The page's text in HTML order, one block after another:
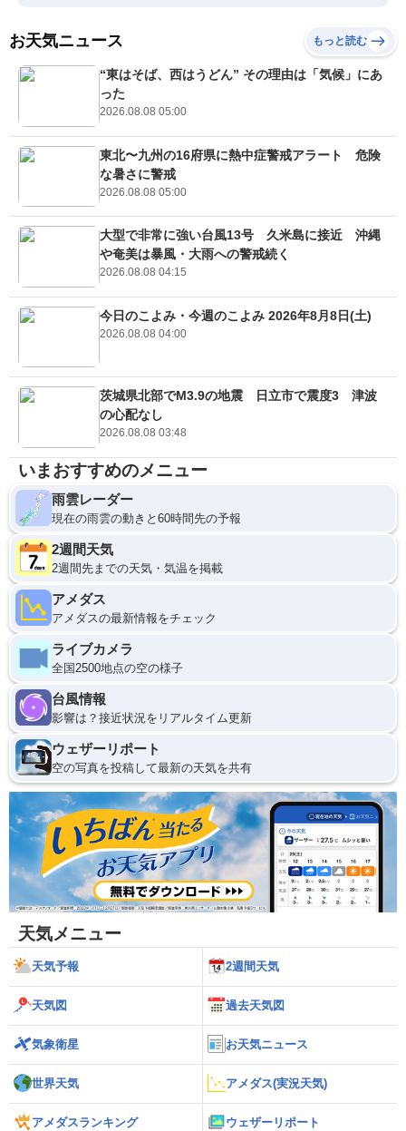
お天気ニュース もっと読む
“東はそば、西はうどん” その理由は「気候」にあ
った
2026.08.08 05:00
東北〜九州の16府県に熱中症警戒アラート 危険
な暑さに警戒
2026.08.08 05:00
大型で非常に強い台風13号 久米島に接近 沖縄
や奄美は暴風・大雨への警戒続く
2026.08.08 04:15
今日のこよみ・今週のこよみ 2026年8月8日(土)
2026.08.08 04:00
茨城県北部でM3.9の地震 日立市で震度3 津波
の心配なし
2026.08.08 03:48
いまおすすめのメニュー
雨雲レーダー
現在の雨雲の動きと60時間先の予報
2週間天気
2週間先までの天気・気温を掲載
アメダス
アメダスの最新情報をチェック
ライブカメラ
全国2500地点の空の様子
台風情報
影響は？接近状況をリアルタイム更新
ウェザーリポート
空の写真を投稿して最新の天気を共有
天気メニュー
天気予報 2週間天気
天気図 過去天気図
気象衛星 お天気ニュース
世界天気 アメダス(実況天気)
アメダスランキング ウェザーリポート